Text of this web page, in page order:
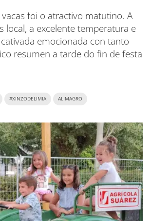
foi o atractivo matutino. A
local, a excelente temperatura e
emocionada con tanto
resumen a tarde do fin de festa
#XINZODELIMIA ALIMAGRO